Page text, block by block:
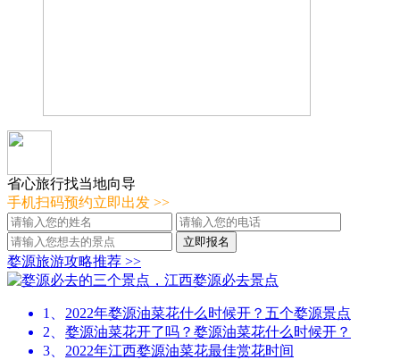
省心旅行找当地向导
手机扫码预约立即出发 >>
婺源旅游攻略推荐 >>
1、
2022年婺源油菜花什么时候开？五个婺源景点
2、 婺源油菜花开了吗？婺源油菜花什么时候开？
3、
2022年江西婺源油菜花最佳赏花时间